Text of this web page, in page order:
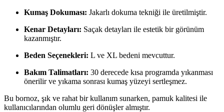
Kumaş Dokuması: Jakarlı dokuma tekniği ile üretilmiştir.
Kenar Detayları: Saçak detayları ile estetik bir görünüm
kazanmıştır.
Beden Seçenekleri: L ve XL bedeni mevcuttur.
Bakım Talimatları: 30 derecede kısa programda yıkanması
önerilir ve yıkama sonrası kumaş yüzeyi sertleşmez.
Bu bornoz, şık ve rahat bir kullanım sunarken, pamuk kalitesi ile
kullanıcılarından olumlu geri dönüşler almıştır.